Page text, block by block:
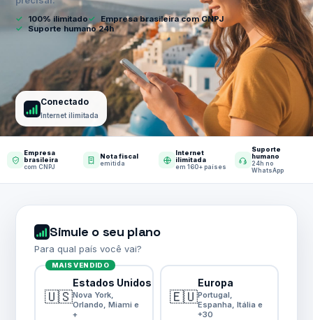
✓ 100% ilimitado✓
Empresa brasileira com CNPJ
✓
Suporte humano 24h
Conectado
Internet ilimitada
Empresa
brasileira
com CNPJ
Nota fiscal
emitida
Internet
ilimitada
em 160+ países
Suporte
humano
24h no
WhatsApp
Simule o seu plano
Para qual país você vai?
MAIS VENDIDO
🇺🇸
Estados Unidos
Nova York,
Orlando, Miami e
+
🇪🇺
Europa
Portugal,
Espanha, Itália e
+30